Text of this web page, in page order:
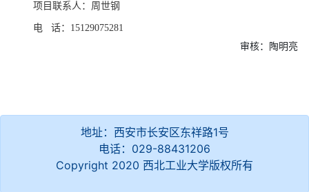
项目联系人：周世钢
电 话：15129075281
审核：陶明亮
地址：西安市长安区东祥路1号
电话：029-88431206
Copyright 2020 西北工业大学版权所有